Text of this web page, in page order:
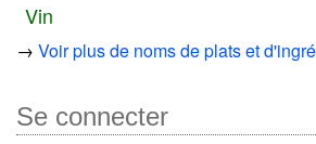
Vin
→ Voir plus de noms de plats et
Se connecter